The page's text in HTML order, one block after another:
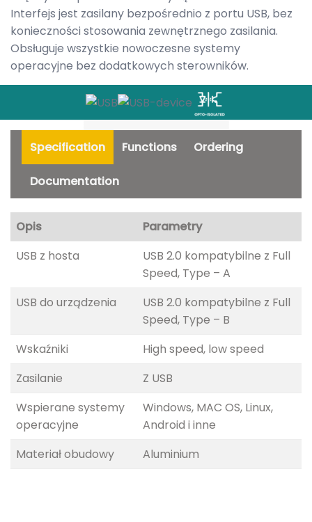
Interfejs jest zasilany bezpośrednio z portu USB, bez
konieczności stosowania zewnętrznego zasilania.
Obsługuje wszystkie nowoczesne systemy
operacyjne bez dodatkowych sterowników.
Specification Functions Ordering
Documentation
Opis
Parametry
USB z hosta
USB 2.0 kompatybilne z Full
Speed, Type – A
USB do urządzenia
USB 2.0 kompatybilne z Full
Speed, Type – B
Wskaźniki
High speed, low speed
Zasilanie
Z USB
Wspierane systemy
operacyjne
Windows, MAC OS, Linux,
Android i inne
Materiał obudowy
Aluminium